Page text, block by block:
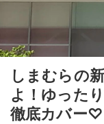
しまむらの
よ！ゆった
徹底カバー♡